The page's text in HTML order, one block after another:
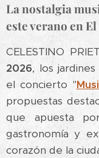
La nostalgia
este verano en
CELESTINO
2026, los
el concierto "
propuestas
que apuesta
gastronomía y
corazón de la